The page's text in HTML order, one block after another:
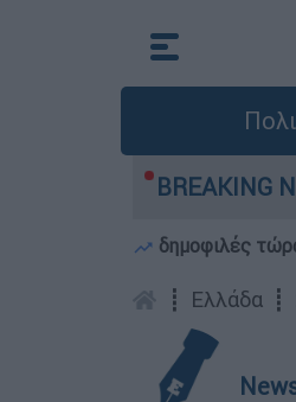
BREAKING
«κόκκινα» -
δημοφιλές
┋ Ελλάδα ┋